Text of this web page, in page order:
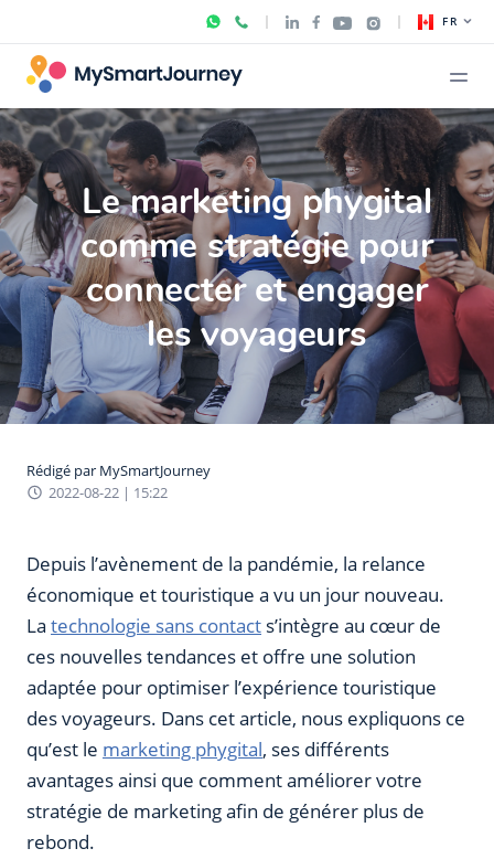
FR
Le marketing phygital
comme stratégie pour
connecter et engager
les voyageurs
Rédigé par MySmartJourney
2022-08-22 | 15:22
Depuis l’avènement de la pandémie, la relance
économique et touristique a vu un jour nouveau.
La technologie sans contact s’intègre au cœur de
ces nouvelles tendances et offre une solution
adaptée pour optimiser l’expérience touristique
des voyageurs. Dans cet article, nous expliquons ce
qu’est le marketing phygital, ses différents
avantages ainsi que comment améliorer votre
stratégie de marketing afin de générer plus de
rebond.